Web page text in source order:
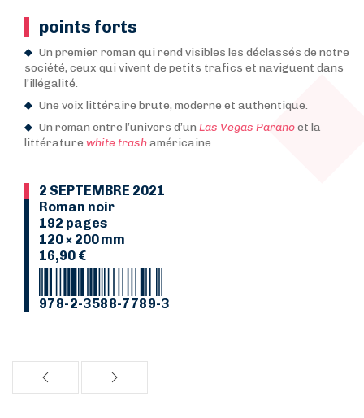
points forts
Un premier roman qui rend visibles les déclassés de notre
société, ceux qui vivent de petits trafics et naviguent dans
l’illégalité.
Une voix littéraire brute, moderne et authentique.
Un roman entre l’univers d’un Las Vegas Paranoet la
littérature white trashaméricaine.
2 SEPTEMBRE 2021
Roman noir
192 pages
120 × 200 mm
16,90 €
978-2-3588-7789-3